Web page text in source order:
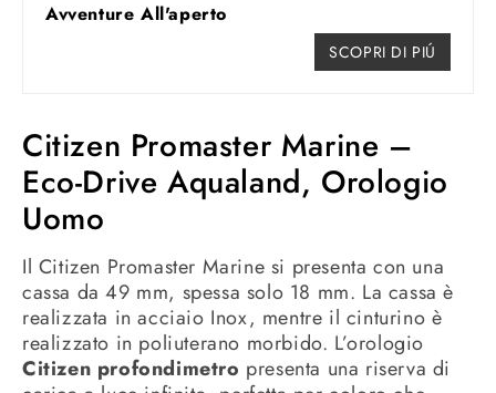
Avventure All'aperto
SCOPRI DI PIÚ
Citizen Promaster Marine –
Eco-Drive Aqualand, Orologio
Uomo
Il Citizen Promaster Marine si presenta con una
cassa da 49 mm, spessa solo 18 mm. La cassa è
realizzata in acciaio Inox, mentre il cinturino è
realizzato in poliuterano morbido. L’orologio
Citizen profondimetro presenta una riserva di